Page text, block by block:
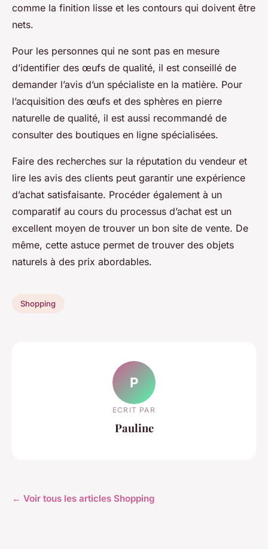
comme la finition lisse et les contours qui doivent être
nets.
Pour les personnes qui ne sont pas en mesure
d’identifier des œufs de qualité, il est conseillé de
demander l’avis d’un spécialiste en la matière. Pour
l’acquisition des œufs et des sphères en pierre
naturelle de qualité, il est aussi recommandé de
consulter des boutiques en ligne spécialisées.
Faire des recherches sur la réputation du vendeur et
lire les avis des clients peut garantir une expérience
d’achat satisfaisante. Procéder également à un
comparatif au cours du processus d’achat est un
excellent moyen de trouver un bon site de vente. De
même, cette astuce permet de trouver des objets
naturels à des prix abordables.
Shopping
P
ECRIT PAR
Pauline
← Voir tous les articles Shopping